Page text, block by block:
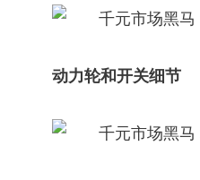
动力轮和开关细节